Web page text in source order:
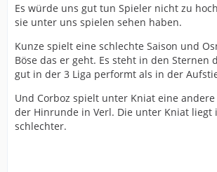
Es würde uns gut tun Spieler nicht zu
sie unter uns spielen sehen haben.
Kunze spielt eine schlechte Saison und
Böse das er geht. Es steht in den Sternen
gut in der 3 Liga performt als in der
Und Corboz spielt unter Kniat eine
der Hinrunde in Verl. Die unter Kniat
schlechter.